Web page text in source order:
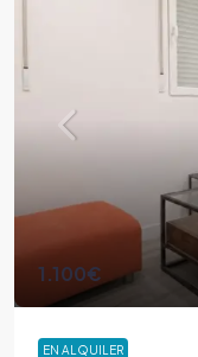
1.100€
EN ALQUILER